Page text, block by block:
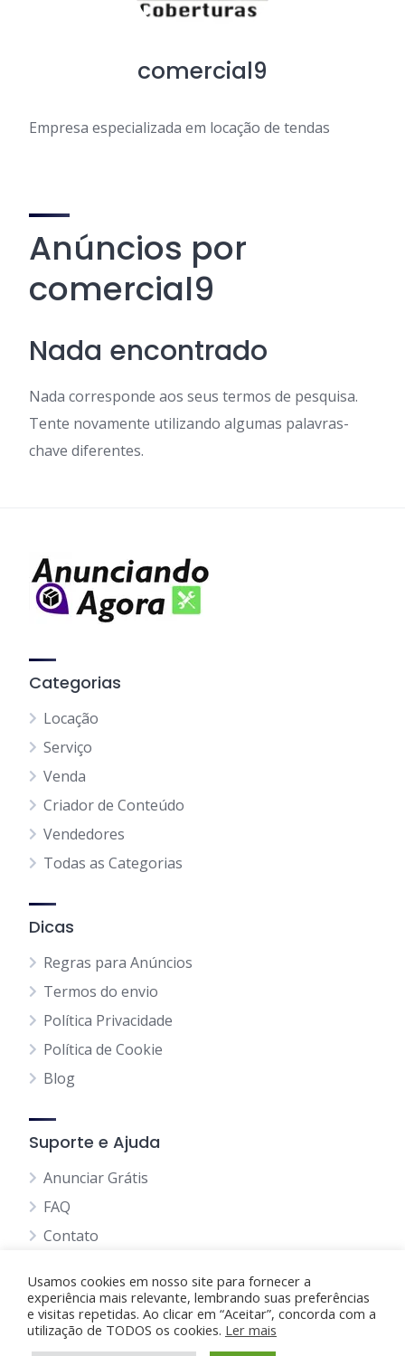
comercial9
Empresa especializada em locação de tendas
Anúncios por
comercial9
Nada encontrado
Nada corresponde aos seus termos de pesquisa.
Tente novamente utilizando algumas palavras-
chave diferentes.
Categorias
Locação
Serviço
Venda
Criador de Conteúdo
Vendedores
Todas as Categorias
Dicas
Regras para Anúncios
Termos do envio
Política Privacidade
Política de Cookie
Blog
Suporte e Ajuda
Anunciar Grátis
FAQ
Contato
Anunciando Agora
Usamos cookies em nosso site para fornecer a
experiência mais relevante, lembrando suas preferências
e visitas repetidas. Ao clicar em “Aceitar”, concorda com a
utilização de TODOS os cookies. Ler mais